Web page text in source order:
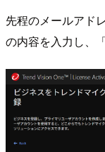
先程のメールアド
の内容を入力し、